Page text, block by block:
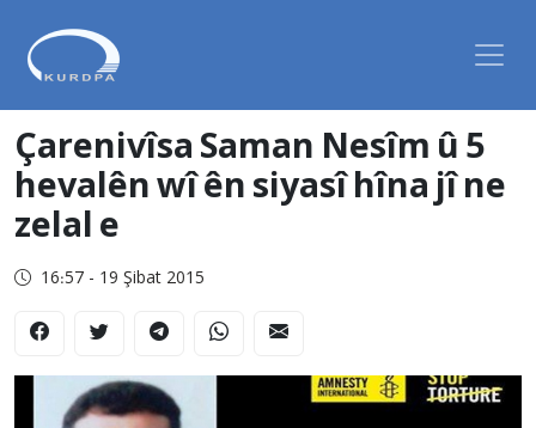
Çarenivîsa Saman Nesîm û 5
hevalên wî ên siyasî hîna jî ne
zelal e
16:57 - 19 Şibat 2015